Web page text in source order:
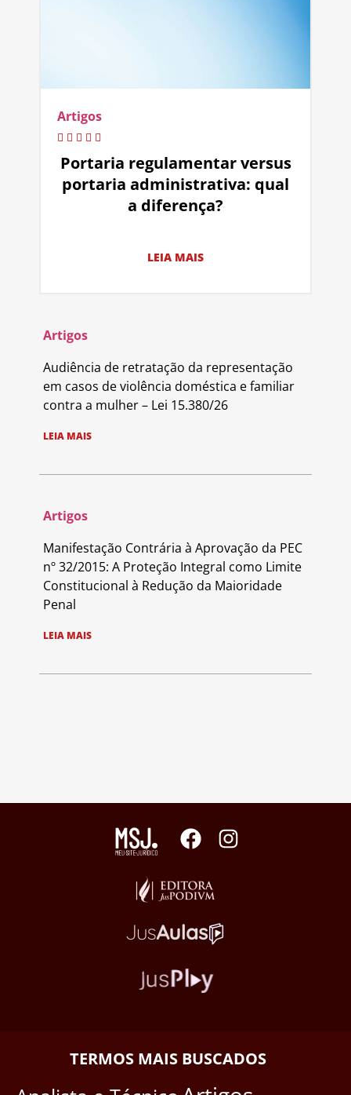
Artigos
Portaria regulamentar versus
portaria administrativa: qual
a diferença?
LEIA MAIS
Artigos
Audiência de retratação da representação
em casos de violência doméstica e familiar
contra a mulher – Lei 15.380/26
LEIA MAIS
Artigos
Manifestação Contrária à Aprovação da PEC
nº 32/2015: A Proteção Integral como Limite
Constitucional à Redução da Maioridade
Penal
LEIA MAIS
TERMOS MAIS BUSCADOS